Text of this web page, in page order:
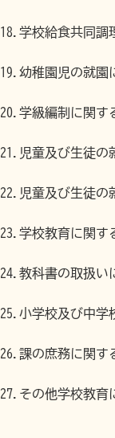
18.学校給食共同調
19.幼稚園児の就園
20.学級編制に関す
21.児童及び生徒の
22.児童及び生徒の
23.学校教育に関す
24.教科書の取扱い
25.小学校及び中学
26.課の庶務に関す
27.その他学校教育